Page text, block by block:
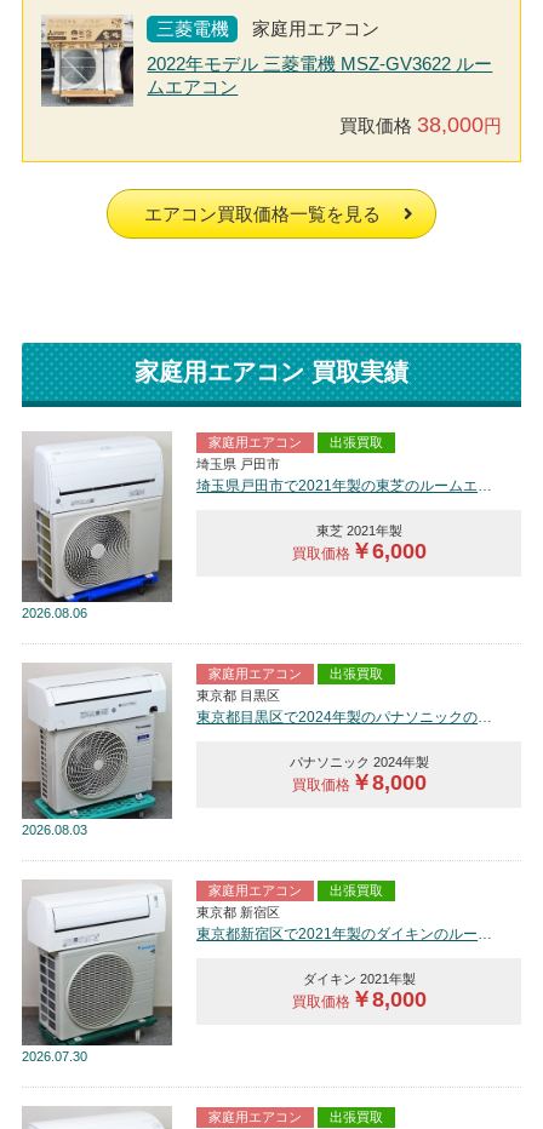
三菱電機
家庭用エアコン
2022年モデル 三菱電機 MSZ-GV3622 ルー
ムエアコン
買取価格 38,000円
エアコン買取価格一覧を見る
家庭用エアコン 買取実績
2026 08.06
家庭用エアコン
出張買取
埼玉県 戸田市
東芝 2021年製
買取価格￥6,000
2026 08.03
家庭用エアコン
出張買取
東京都 目黒区
東京都目黒区で2024年製のパナソニックのルームエアコン【中古品】を買取しました。
パナソニック 2024年製
買取価格￥8,000
2026 07.30
家庭用エアコン
出張買取
東京都 新宿区
ダイキン 2021年製
買取価格￥8,000
家庭用エアコン
出張買取